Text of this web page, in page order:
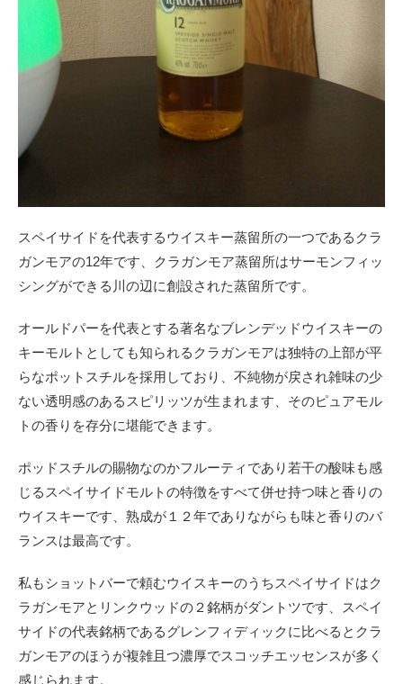
スペイサイドを代表するウイスキー蒸留所の一つであるクラ
ガンモアの12年です、クラガンモア蒸留所はサーモンフィッ
シングができる川の辺に創設された蒸留所です。
オールドパーを代表とする著名なブレンデッドウイスキーの
キーモルトとしても知られるクラガンモアは独特の上部が平
らなポットスチルを採用しており、不純物が戻され雑味の少
ない透明感のあるスピリッツが生まれます、そのピュアモル
トの香りを存分に堪能できます。
ポッドスチルの賜物なのかフルーティであり若干の酸味も感
じるスペイサイドモルトの特徴をすべて併せ持つ味と香りの
ウイスキーです、熟成が１２年でありながらも味と香りのバ
ランスは最高です。
私もショットバーで頼むウイスキーのうちスペイサイドはク
ラガンモアとリンクウッドの２銘柄がダントツです、スペイ
サイドの代表銘柄であるグレンフィディックに比べるとクラ
ガンモアのほうが複雑且つ濃厚でスコッチエッセンスが多く
感じられます。